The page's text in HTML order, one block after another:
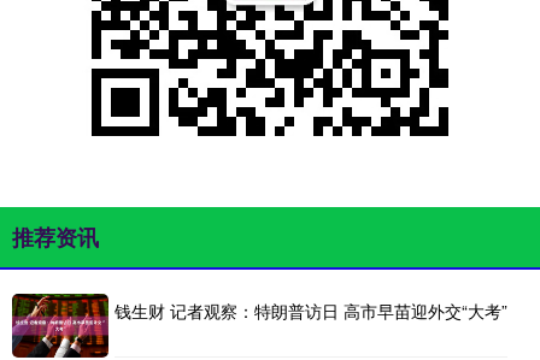
推荐资讯
钱生财 记者观察：特朗普访日 高市早苗迎外交“大考”